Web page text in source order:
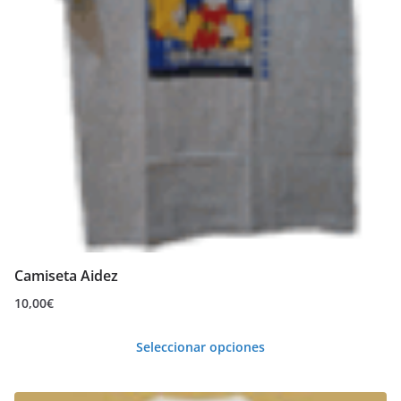
Camiseta Aidez
10,00€
Seleccionar opciones